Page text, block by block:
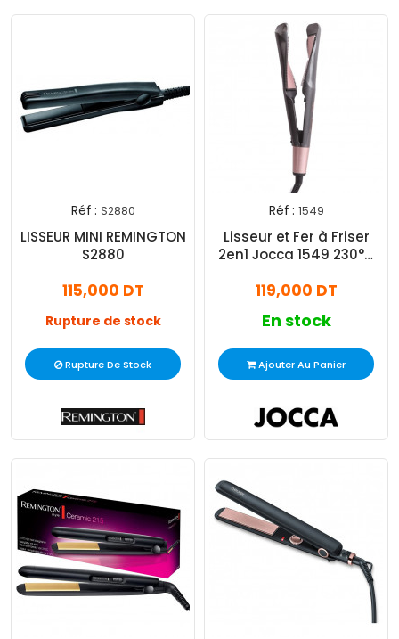
Réf : S2880
LISSEUR MINI REMINGTON
S2880
115,000 DT
Rupture de stock
Rupture De Stock
Réf : 1549
Lisseur et Fer à Friser
2en1 Jocca 1549 230°C
119,000 DT
En stock
Ajouter Au Panier